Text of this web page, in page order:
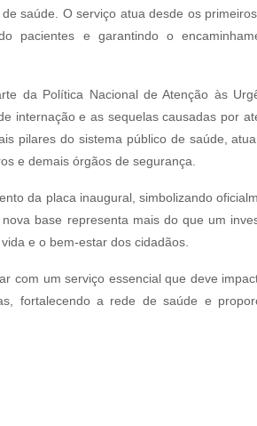
saúde. O serviço atua desde os
pacientes e garantindo o
da Política Nacional de Atenção às
internação e as sequelas causadas por
pilares do sistema público de saúde,
e demais órgãos de segurança.
da placa inaugural, simbolizando
base representa mais do que um
e o bem-estar dos cidadãos.
com um serviço essencial que deve
fortalecendo a rede de saúde e